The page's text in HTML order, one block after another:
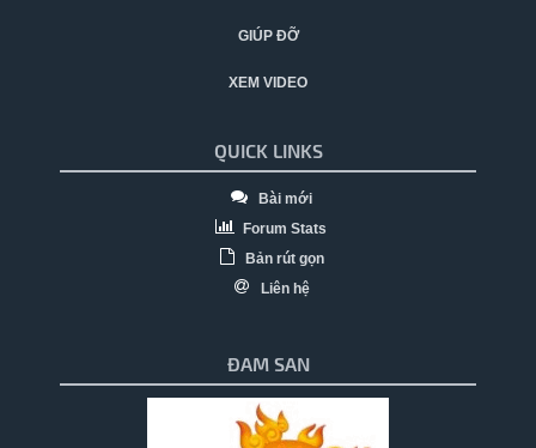
GIÚP ĐỠ
XEM VIDEO
QUICK LINKS
Bài mới
Forum Stats
Bản rút gọn
Liên hệ
ĐAM SAN